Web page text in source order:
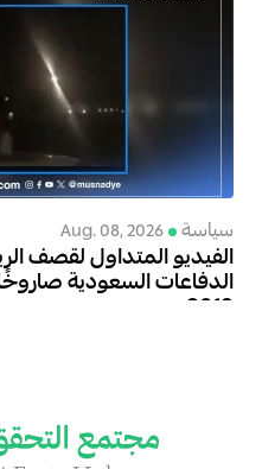
سياسة Aug. 08, 2026
الفيديو المتداول لقصف
الدفاعات السعودية
2018